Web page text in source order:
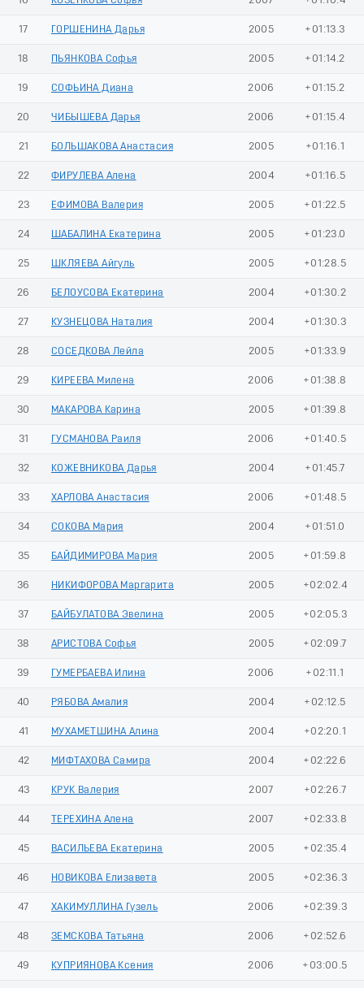
17 ГОРШЕНИНА Дарья 2005 +01:13.3
18 ПЬЯНКОВА Софья 2005 +01:14.2
19 СОФЬИНА Диана 2006 +01:15.2
20 ЧИБЫШЕВА Дарья 2006 +01:15.4
21 БОЛЬШАКОВА Анастасия 2005 +01:16.1
22 ФИРУЛЕВА Алена 2004 +01:16.5
23 ЕФИМОВА Валерия 2005 +01:22.5
24 ШАБАЛИНА Екатерина 2005 +01:23.0
25 ШКЛЯЕВА Айгуль 2005 +01:28.5
26 БЕЛОУСОВА Екатерина 2004 +01:30.2
27 КУЗНЕЦОВА Наталия 2004 +01:30.3
28 СОСЕДКОВА Лейла 2005 +01:33.9
29 КИРЕЕВА Милена 2006 +01:38.8
30 МАКАРОВА Карина 2005 +01:39.8
31 ГУСМАНОВА Раиля 2006 +01:40.5
32 КОЖЕВНИКОВА Дарья 2004 +01:45.7
33 ХАРЛОВА Анастасия 2006 +01:48.5
34 СОКОВА Мария 2004 +01:51.0
35 БАЙДИМИРОВА Мария 2005 +01:59.8
36 НИКИФОРОВА Маргарита 2005 +02:02.4
37 БАЙБУЛАТОВА Эвелина 2005 +02:05.3
38 АРИСТОВА Софья 2005 +02:09.7
39 ГУМЕРБАЕВА Илина 2006 +02:11.1
40 РЯБОВА Амалия 2004 +02:12.5
41 МУХАМЕТШИНА Алина 2004 +02:20.1
42 МИФТАХОВА Самира 2004 +02:22.6
43 КРУК Валерия 2007 +02:26.7
44 ТЕРЕХИНА Алена 2007 +02:33.8
45 ВАСИЛЬЕВА Екатерина 2005 +02:35.4
46 НОВИКОВА Елизавета 2005 +02:36.3
47 ХАКИМУЛЛИНА Гузель 2006 +02:39.3
48 ЗЕМСКОВА Татьяна 2006 +02:52.6
49 КУПРИЯНОВА Ксения 2006 +03:00.5